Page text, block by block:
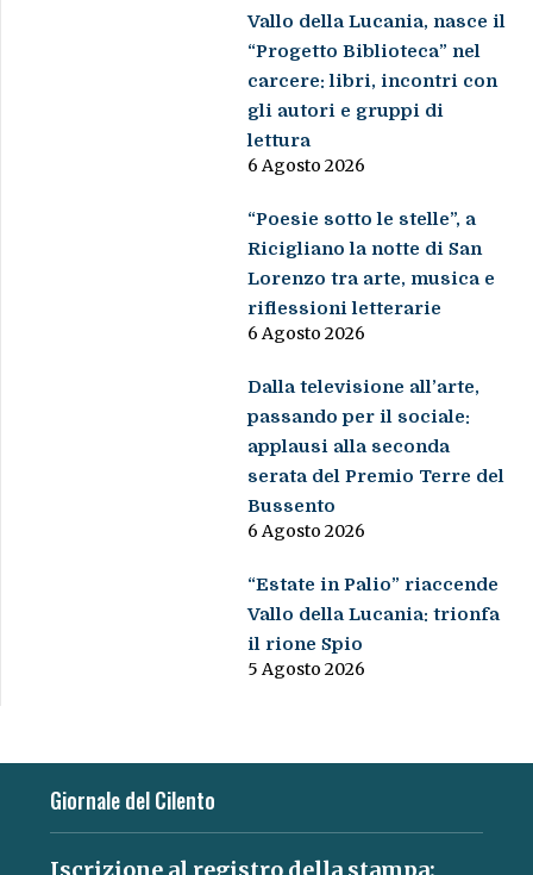
Vallo della Lucania, nasce il
“Progetto Biblioteca” nel
carcere: libri, incontri con
gli autori e gruppi di
lettura
6 Agosto 2026
“Poesie sotto le stelle”, a
Ricigliano la notte di San
Lorenzo tra arte, musica e
riflessioni letterarie
6 Agosto 2026
Dalla televisione all’arte,
passando per il sociale:
applausi alla seconda
serata del Premio Terre del
Bussento
6 Agosto 2026
“Estate in Palio” riaccende
Vallo della Lucania: trionfa
il rione Spio
5 Agosto 2026
Giornale del Cilento